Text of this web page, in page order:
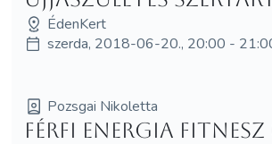
ÉdenKert
szerda, 2018-06-20., 20:00 -
Pozsgai Nikoletta
Férfi Energia Fitnesz